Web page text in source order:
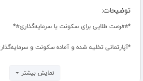
توضیحات:
*⭐فرصت طلایی برای سکونت یا سرمایه‌گذاری⭐*
*آپارتمانی تخلیه شده و آماده سکونت و
نمایش بیشتر